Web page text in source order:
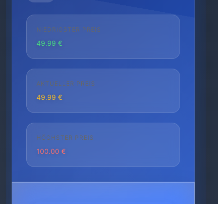
NIEDRIGSTER PREIS
49.99 €
AKTUELLER PREIS
49.99 €
HÖCHSTER PREIS
100.00 €